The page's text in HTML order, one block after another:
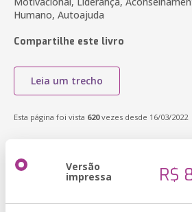
Humano, Autoajuda
Compartilhe este livro
Leia um trecho
Esta página foi vista 620vezes desde 16/03/2022
Versão
impressa R$